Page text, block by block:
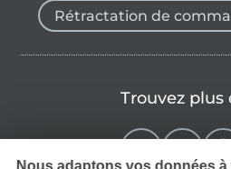
Rétractation de
Trouvez plus
Nous adaptons vos données